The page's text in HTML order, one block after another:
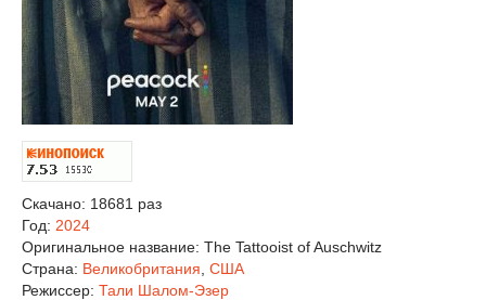
Скачано: 18681 раз
Год: 2024
Оригинальное название: The Tattooist of Auschwitz
Страна: Великобритания США
Режиссер: Тали Шалом-Эзер